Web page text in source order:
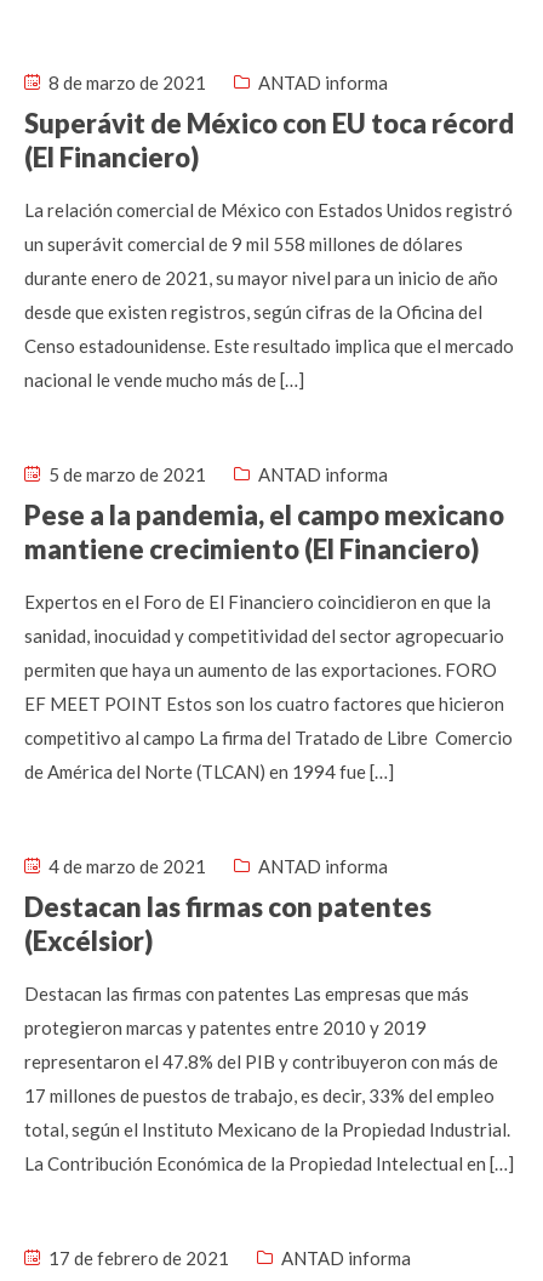
8 de marzo de 2021 ANTAD informa
Superávit de México con EU toca récord
(El Financiero)
La relación comercial de México con Estados Unidos registró
un superávit comercial de 9 mil 558 millones de dólares
durante enero de 2021, su mayor nivel para un inicio de año
desde que existen registros, según cifras de la Oficina del
Censo estadounidense. Este resultado implica que el mercado
nacional le vende mucho más de […]
5 de marzo de 2021 ANTAD informa
Pese a la pandemia, el campo mexicano
mantiene crecimiento (El Financiero)
Expertos en el Foro de El Financiero coincidieron en que la
sanidad, inocuidad y competitividad del sector agropecuario
permiten que haya un aumento de las exportaciones. FORO
EF MEET POINT Estos son los cuatro factores que hicieron
competitivo al campo La firma del Tratado de Libre Comercio
de América del Norte (TLCAN) en 1994 fue […]
4 de marzo de 2021 ANTAD informa
Destacan las firmas con patentes
(Excélsior)
Destacan las firmas con patentes Las empresas que más
protegieron marcas y patentes entre 2010 y 2019
representaron el 47.8% del PIB y contribuyeron con más de
17 millones de puestos de trabajo, es decir, 33% del empleo
total, según el Instituto Mexicano de la Propiedad Industrial.
La Contribución Económica de la Propiedad Intelectual en […]
17 de febrero de 2021 ANTAD informa